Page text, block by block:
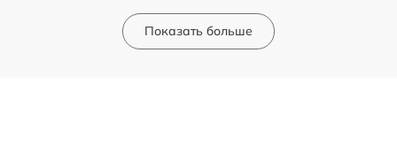
Показать больше